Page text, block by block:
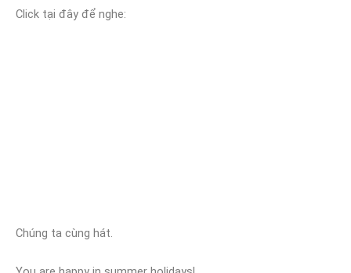
Click tại đây để nghe:
Chúng ta cùng hát.